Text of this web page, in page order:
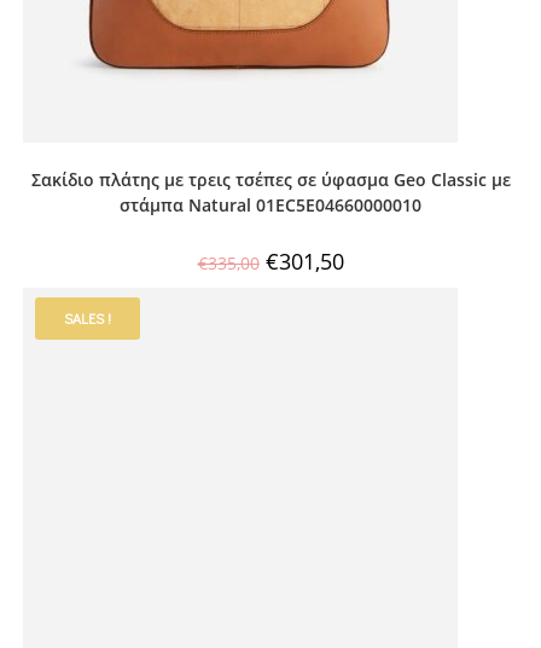
Σακίδιο πλάτης με τρεις τσέπες σε ύφασμα Geo Classic με
στάμπα Natural 01EC5E04660000010
€335,00 €301,50
SALES !